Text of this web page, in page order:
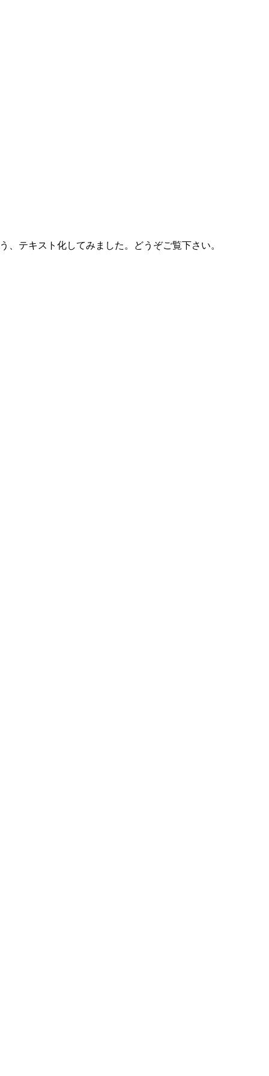
テキスト化してみました。どうぞご覧下さい。